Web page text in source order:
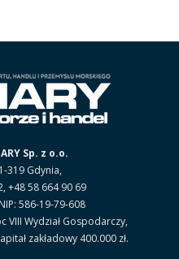
Sp. z o.o.
319 Gdynia,
+48 58 664 90 69
586-19-79-608
VIII Wydział Gospodarczy,
zakładowy 400.000 zł.